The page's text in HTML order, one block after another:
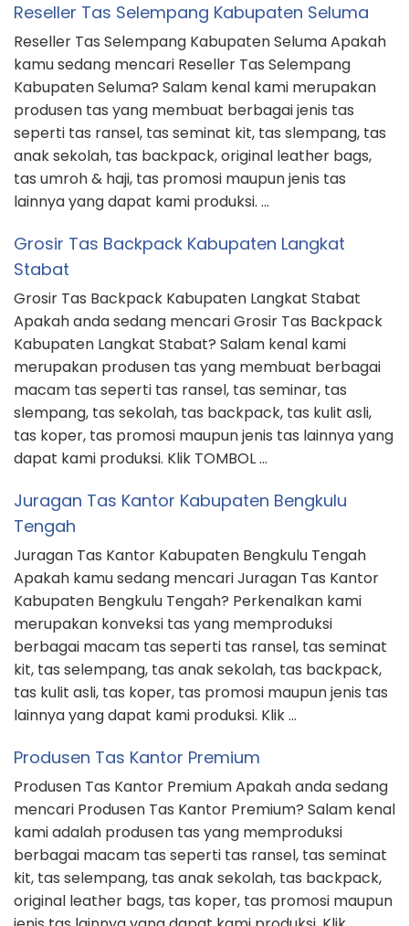
Reseller Tas Selempang Kabupaten Seluma
Reseller Tas Selempang Kabupaten Seluma Apakah
kamu sedang mencari Reseller Tas Selempang
Kabupaten Seluma? Salam kenal kami merupakan
produsen tas yang membuat berbagai jenis tas
seperti tas ransel, tas seminat kit, tas slempang, tas
anak sekolah, tas backpack, original leather bags,
tas umroh & haji, tas promosi maupun jenis tas
lainnya yang dapat kami produksi. …
Grosir Tas Backpack Kabupaten Langkat
Stabat
Grosir Tas Backpack Kabupaten Langkat Stabat
Apakah anda sedang mencari Grosir Tas Backpack
Kabupaten Langkat Stabat? Salam kenal kami
merupakan produsen tas yang membuat berbagai
macam tas seperti tas ransel, tas seminar, tas
slempang, tas sekolah, tas backpack, tas kulit asli,
tas koper, tas promosi maupun jenis tas lainnya yang
dapat kami produksi. Klik TOMBOL …
Juragan Tas Kantor Kabupaten Bengkulu
Tengah
Juragan Tas Kantor Kabupaten Bengkulu Tengah
Apakah kamu sedang mencari Juragan Tas Kantor
Kabupaten Bengkulu Tengah? Perkenalkan kami
merupakan konveksi tas yang memproduksi
berbagai macam tas seperti tas ransel, tas seminat
kit, tas selempang, tas anak sekolah, tas backpack,
tas kulit asli, tas koper, tas promosi maupun jenis tas
lainnya yang dapat kami produksi. Klik …
Produsen Tas Kantor Premium
Produsen Tas Kantor Premium Apakah anda sedang
mencari Produsen Tas Kantor Premium? Salam kenal
kami adalah produsen tas yang memproduksi
berbagai macam tas seperti tas ransel, tas seminat
kit, tas selempang, tas anak sekolah, tas backpack,
original leather bags, tas koper, tas promosi maupun